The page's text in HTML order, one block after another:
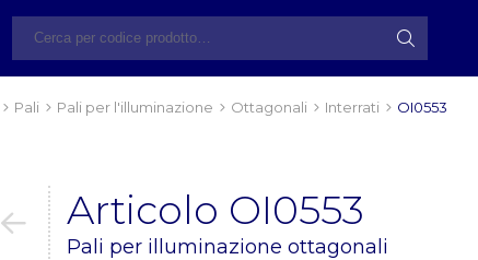
Pali Pali per l'illuminazione Ottagonali Interrati OI0553
Articolo OI0553
Pali per illuminazione ottagonali